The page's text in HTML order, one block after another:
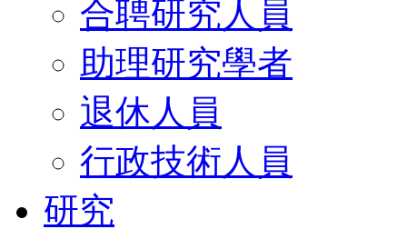
合聘研究人員
助理研究學者
退休人員
行政技術人員
研究